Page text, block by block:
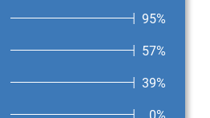
95%
57%
39%